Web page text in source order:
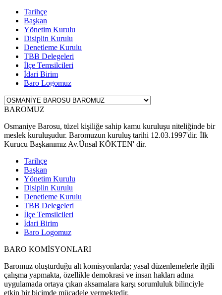
Tarihçe
Başkan
Yönetim Kurulu
Disiplin Kurulu
Denetleme Kurulu
TBB Delegeleri
İlçe Temsilcileri
İdari Birim
Baro Logomuz
BAROMUZ
Osmaniye Barosu, tüzel kişiliğe sahip kamu kuruluşu niteliğinde bir
meslek kuruluşudur. Baromuzun kuruluş tarihi 12.03.1997'dir. İlk
Kurucu Başkanımız Av.Ünsal KÖKTEN' dir.
Tarihçe
Başkan
Yönetim Kurulu
Disiplin Kurulu
Denetleme Kurulu
TBB Delegeleri
İlçe Temsilcileri
İdari Birim
Baro Logomuz
BARO KOMİSYONLARI
Baromuz oluşturduğu alt komisyonlarda; yasal düzenlemelerle ilgili
çalışma yapmakta, özellikle demokrasi ve insan hakları adına
uygulamada ortaya çıkan aksamalara karşı sorumluluk bilinciyle
etkin bir biçimde mücadele vermektedir.